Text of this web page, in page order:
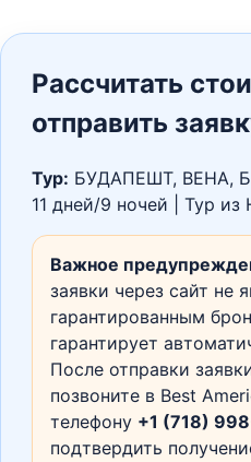
Рассчитать
отправить
Тур: БУДАПЕШТ, ВЕНА,
11 дней/9 ночей | Тур
Важное
заявки через сайт не
гарантированным
гарантирует
После отправки
позвоните в Best
телефону +1 (718)
подтвердить